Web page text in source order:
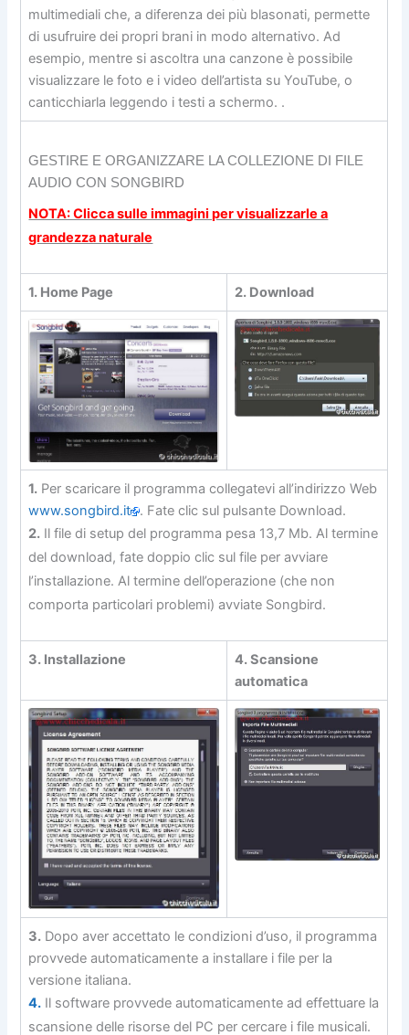
multimediali che, a diferenza dei più blasonati, permette
di usufruire dei propri brani in modo alternativo. Ad
esempio, mentre si ascoltra una canzone è possibile
visualizzare le foto e i video dell’artista su YouTube, o
canticchiarla leggendo i testi a schermo. .
GESTIRE E ORGANIZZARE LA COLLEZIONE DI FILE
AUDIO CON SONGBIRD
NOTA: Clicca sulle immagini per visualizzarle a
grandezza naturale
1. Home Page 2. Download
1. Per scaricare il programma collegatevi all’indirizzo Web
www.songbird.it . Fate clic sul pulsante Download.
2. Il file di setup del programma pesa 13,7 Mb. Al termine
del download, fate doppio clic sul file per avviare
l’installazione. Al termine dell’operazione (che non
comporta particolari problemi) avviate Songbird.
3. Installazione
4. Scansione
automatica
3. Dopo aver accettato le condizioni d’uso, il programma
provvede automaticamente a installare i file per la
versione italiana.
4. Il software provvede automaticamente ad effettuare la
scansione delle risorse del PC per cercare i file musicali.